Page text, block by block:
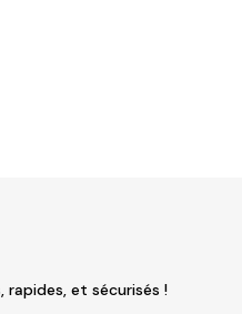
rapides, et sécurisés !